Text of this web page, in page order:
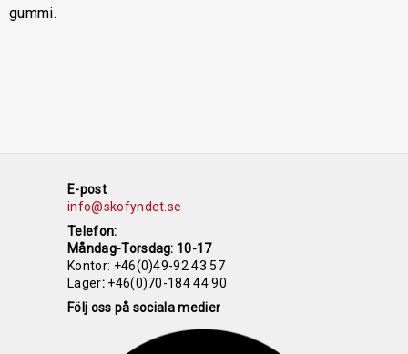
gummi.
E-post
info@skofyndet.se
Telefon:
Måndag-Torsdag: 10-17
Kontor: +46(0)49-92 43 57
Lager:+46(0)70-184 44 90
Följ oss på sociala medier